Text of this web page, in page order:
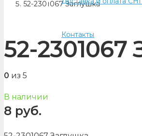
Контакты
52-2301067 Заглушка
52-2301067
0 из 5
В наличии
8 руб.